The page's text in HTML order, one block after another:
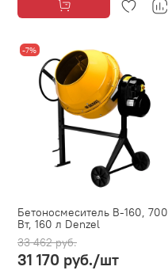
-7%
Бетоносмеситель B-160, 700
Вт, 160 л Denzel
33 462 руб.
31 170 руб./шт